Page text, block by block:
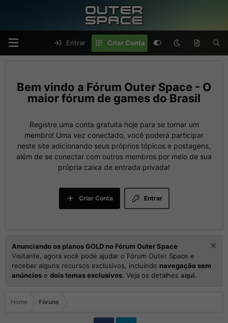
Entrar Criar Conta
Fórum Outer Space - O
maior fórum de games do Brasil
Registre uma conta gratuita hoje para se tornar um
membro! Uma vez conectado, você poderá participar
neste site adicionando seus próprios tópicos e postagens,
além de se conectar com outros membros por meio de sua
própria caixa de entrada privada!
Entrar
Criar Conta
Anunciando os planos GOLD no Fórum Outer Space
Visitante, agora você pode ajudar o Fórum Outer Space e
receber alguns recursos exclusivos, incluindo navegação sem
anúncios e dois temas exclusivos. Veja os detalhes aqui.
Home Fóruns